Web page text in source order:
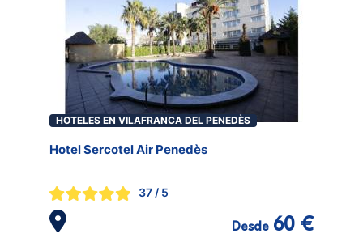
HOTELES EN VILAFRANCA DEL PENEDÈS
Hotel Sercotel Air Penedès
37 / 5
Desde 60 €